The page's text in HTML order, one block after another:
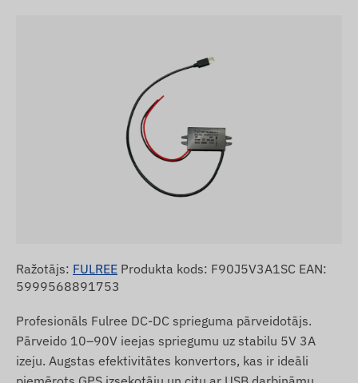
Ražotājs: FULREE Produkta kods: F90J5V3A1SC EAN:
5999568891753
Profesionāls Fulree DC-DC sprieguma pārveidotājs.
Pārveido 10–90V ieejas spriegumu uz stabilu 5V 3A
izeju. Augstas efektivitātes konvertors, kas ir ideāli